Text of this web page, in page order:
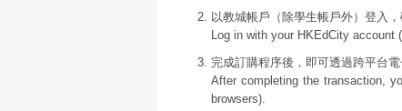
以教城帳戶（除學生帳戶外）登入
Log in with your HKEdCity
完成訂購程序後，即可透過跨平台
After completing the transaction,
browsers).